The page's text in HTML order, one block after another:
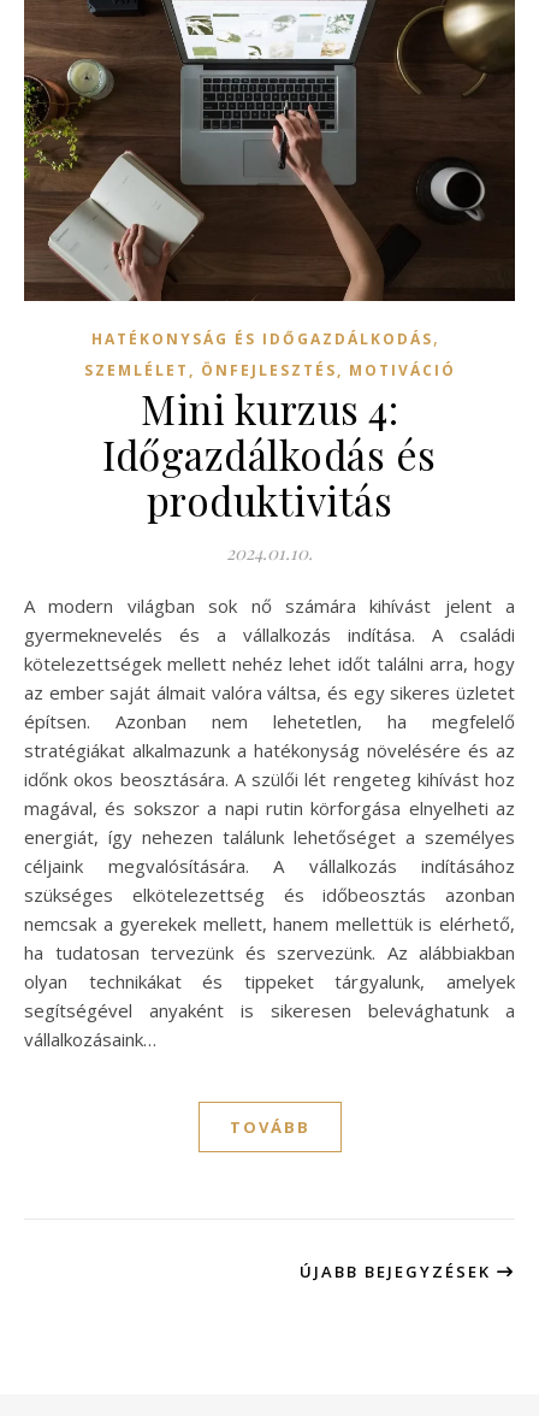
HATÉKONYSÁG ÉS IDŐGAZDÁLKODÁS,
SZEMLÉLET, ÖNFEJLESZTÉS, MOTIVÁCIÓ
Mini kurzus 4:
Időgazdálkodás és
produktivitás
2024.01.10.
A modern világban sok nő számára kihívást jelent a
gyermeknevelés és a vállalkozás indítása. A családi
kötelezettségek mellett nehéz lehet időt találni arra, hogy
az ember saját álmait valóra váltsa, és egy sikeres üzletet
építsen. Azonban nem lehetetlen, ha megfelelő
stratégiákat alkalmazunk a hatékonyság növelésére és az
időnk okos beosztására. A szülői lét rengeteg kihívást hoz
magával, és sokszor a napi rutin körforgása elnyelheti az
energiát, így nehezen találunk lehetőséget a személyes
céljaink megvalósítására. A vállalkozás indításához
szükséges elkötelezettség és időbeosztás azonban
nemcsak a gyerekek mellett, hanem mellettük is elérhető,
ha tudatosan tervezünk és szervezünk. Az alábbiakban
olyan technikákat és tippeket tárgyalunk, amelyek
segítségével anyaként is sikeresen belevághatunk a
vállalkozásaink…
TOVÁBB
ÚJABB BEJEGYZÉSEK